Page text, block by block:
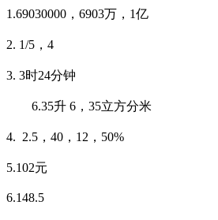
1.69030000，6903万，1亿
2. 1/5，4
3. 3时24分钟
6.35升 6，35立方分米
4. 2.5，40，12，50%
5.102元
6.148.5